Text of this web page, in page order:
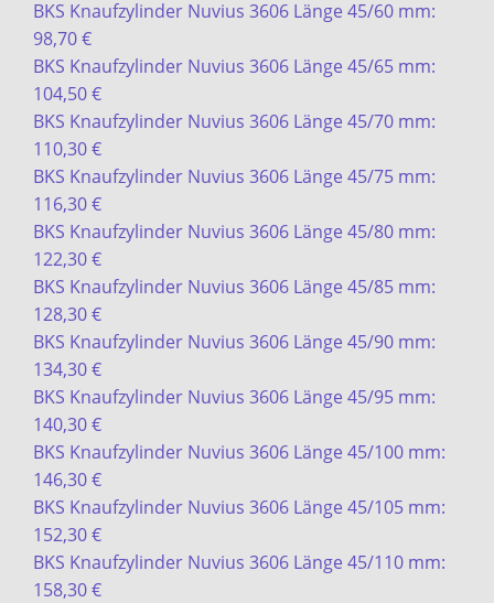
BKS Knaufzylinder Nuvius 3606 Länge 45/60 mm:
98,70 €
BKS Knaufzylinder Nuvius 3606 Länge 45/65 mm:
104,50 €
BKS Knaufzylinder Nuvius 3606 Länge 45/70 mm:
110,30 €
BKS Knaufzylinder Nuvius 3606 Länge 45/75 mm:
116,30 €
BKS Knaufzylinder Nuvius 3606 Länge 45/80 mm:
122,30 €
BKS Knaufzylinder Nuvius 3606 Länge 45/85 mm:
128,30 €
BKS Knaufzylinder Nuvius 3606 Länge 45/90 mm:
134,30 €
BKS Knaufzylinder Nuvius 3606 Länge 45/95 mm:
140,30 €
BKS Knaufzylinder Nuvius 3606 Länge 45/100 mm:
146,30 €
BKS Knaufzylinder Nuvius 3606 Länge 45/105 mm:
152,30 €
BKS Knaufzylinder Nuvius 3606 Länge 45/110 mm:
158,30 €